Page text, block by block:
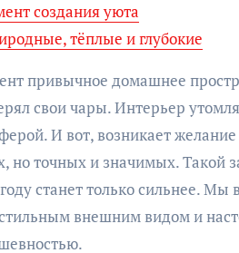
создания уюта
тёплые и глубокие
привычное домашнее
свои чары. Интерьер
И вот, возникает
но точных и значимых. Такой
станет только сильнее.
внешним видом и